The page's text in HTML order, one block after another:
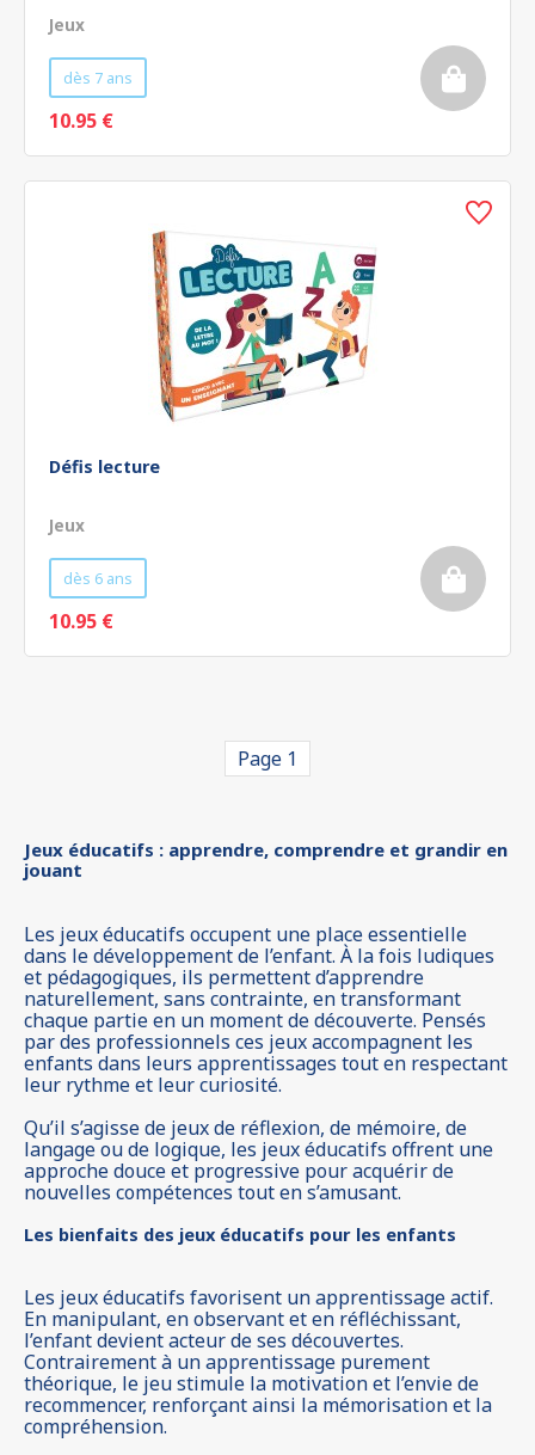
Jeux
dès 7 ans
10.95 €
Défis lecture
Jeux
dès 6 ans
10.95 €
Page 1
Jeux éducatifs : apprendre, comprendre et grandir en
jouant
Les jeux éducatifs occupent une place essentielle
dans le développement de l’enfant. À la fois ludiques
et pédagogiques, ils permettent d’apprendre
naturellement, sans contrainte, en transformant
chaque partie en un moment de découverte. Pensés
par des professionnels ces jeux accompagnent les
enfants dans leurs apprentissages tout en respectant
leur rythme et leur curiosité.
Qu’il s’agisse de jeux de réflexion, de mémoire, de
langage ou de logique, les jeux éducatifs offrent une
approche douce et progressive pour acquérir de
nouvelles compétences tout en s’amusant.
Les bienfaits des jeux éducatifs pour les enfants
Les jeux éducatifs favorisent un apprentissage actif.
En manipulant, en observant et en réfléchissant,
l’enfant devient acteur de ses découvertes.
Contrairement à un apprentissage purement
théorique, le jeu stimule la motivation et l’envie de
recommencer, renforçant ainsi la mémorisation et la
compréhension.